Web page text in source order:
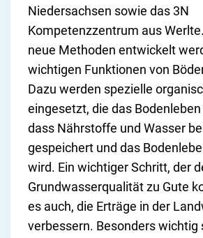
Niedersachsen sowie das 3N
Kompetenzzentrum aus
neue Methoden entwickelt
wichtigen Funktionen von
Dazu werden spezielle
eingesetzt, die das
dass Nährstoffe und Wasser
gespeichert und das
wird. Ein wichtiger Schritt, der
Grundwasserqualität zu Gute
es auch, die Erträge in der
verbessern. Besonders wichtig